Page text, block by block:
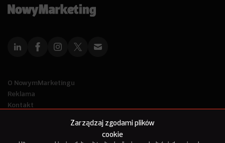
Zarządzaj zgodami plików
cookie
O NowymMarketingu
Reklama
Kontakt